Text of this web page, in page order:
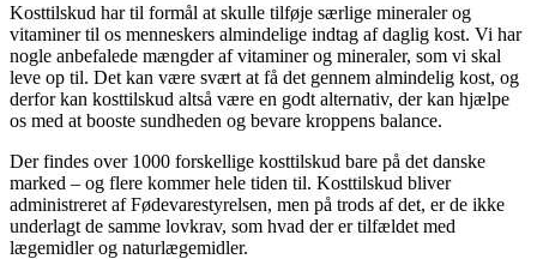
Kosttilskud har til formål at skulle tilføje særlige mineraler og
vitaminer til os menneskers almindelige indtag af daglig kost. Vi har
nogle anbefalede mængder af vitaminer og mineraler, som vi skal
leve op til. Det kan være svært at få det gennem almindelig kost, og
derfor kan kosttilskud altså være en godt alternativ, der kan hjælpe
os med at booste sundheden og bevare kroppens balance.
Der findes over 1000 forskellige kosttilskud bare på det danske
marked – og flere kommer hele tiden til. Kosttilskud bliver
administreret af Fødevarestyrelsen, men på trods af det, er de ikke
underlagt de samme lovkrav, som hvad der er tilfældet med
lægemidler og naturlægemidler.